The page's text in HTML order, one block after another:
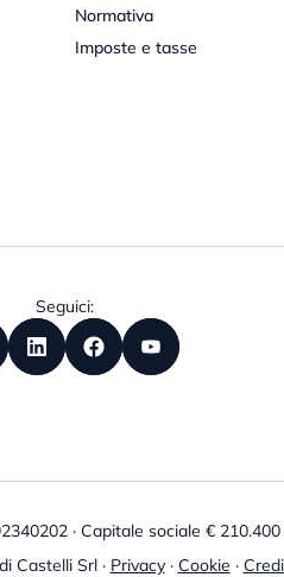
Normativa
Imposte e tasse
Seguici:
· Capitale sociale €
Castelli Srl · Privacy· Cookie ·